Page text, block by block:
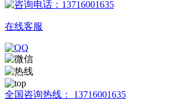
在线客服
全国咨询热线： 13716001635